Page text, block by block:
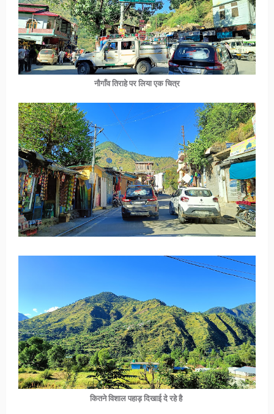
नौगाँव तिराहे पर लिया एक चित्र
कितने विशाल पहाड़ दिखाई दे रहे है